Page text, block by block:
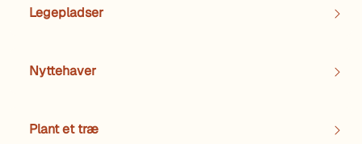
Legepladser
Nyttehaver
Plant et træ